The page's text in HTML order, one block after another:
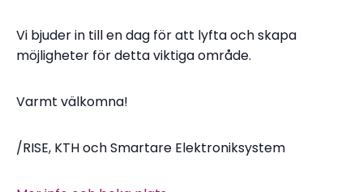
Vi bjuder in till en dag för att lyfta och skapa
möjligheter för detta viktiga område.
Varmt välkomna!
/RISE, KTH och Smartare Elektroniksystem